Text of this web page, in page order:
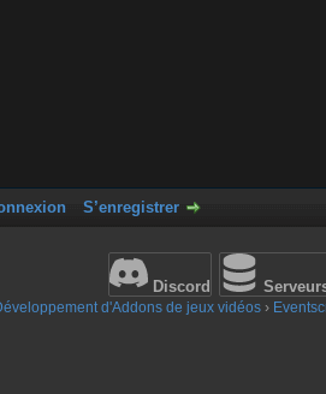
S’enregistrer
Discord
d'Addons de jeux vidéos ›